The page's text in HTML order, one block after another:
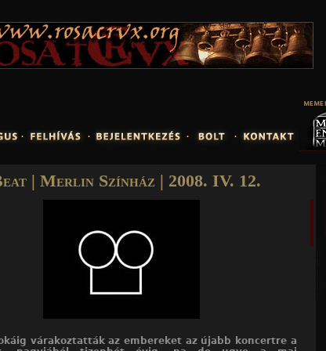
| Merlin Színház | 2008. IV. 12.
várakoztatták az embereket az újabb koncertre a